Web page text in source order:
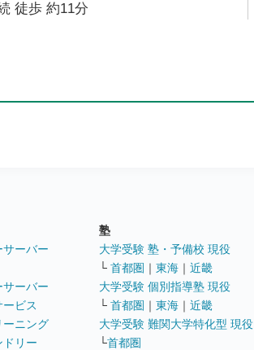
徒歩 約11分
サーバー
サーバー
ビス
ーニング
ドリー
塾
大学受験 塾・予備校 現役
└ 首都圏 ｜ 東海 ｜ 近畿
大学受験 個別指導塾 現役
└ 首都圏 ｜ 東海 ｜ 近畿
大学受験 難関大学特化型 現役
└首都圏